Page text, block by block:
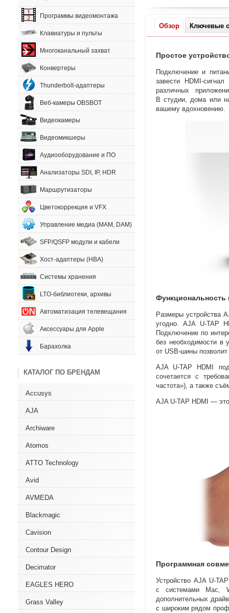
Программы видеомонтажа
Клавиатуры и пульты
Многоканальный захват
Конвертеры
Thunderbolt-адаптеры
Веб-камеры OBSBOT
Видеокамеры
Видеомикшеры
Аудиооборудование и ПО
Анализаторы SDI, IP, HDR
Маршрутизаторы
Цветокоррекция и VFX
Управление медиа (MAM, DAM)
SFP/QSFP модули и кабели
Хост-адаптеры (HBA)
Системы хранения
LTO-библиотеки, архивы
Автоматизация телевещания
Аксессуары для Apple
Барахолка
КАТАЛОГ ПО БРЕНДАМ
Accusys
AJA
Archiware
Atomos
ATTO Technology
Avid
AVMEDA
Blackmagic
Cavision
Contour Design
Decimator
EAGLES HERO
Grass Valley
Обзор Ключевые
Простое
Подключение и
завести
HDMI-сигнал
различных
В студии, дома или
вашему вдохновению.
Функциональность
Размеры устройства
угодно. AJA U-TAP
Подключение по
без необходимости в
от USB-шины
AJA U-TAP HDMI
сочетается с
частота»), а также
AJA U-TAP HDMI —
Программная
Устройство AJA U-TAP
с системами Mac,
дополнительных
с широким рядом